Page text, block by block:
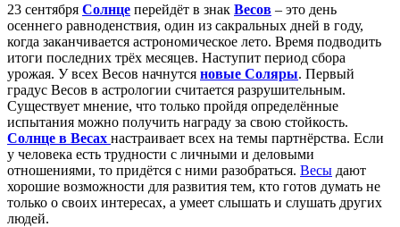
23 сентября Солнце перейдёт в знак Весов – это день
осеннего равноденствия, один из сакральных дней в году,
когда заканчивается астрономическое лето. Время подводить
итоги последних трёх месяцев. Наступит период сбора
урожая. У всех Весов начнутся новые Соляры. Первый
градус Весов в астрологии считается разрушительным.
Существует мнение, что только пройдя определённые
испытания можно получить награду за свою стойкость.
Солнце в Весах настраивает всех на темы партнёрства. Если
у человека есть трудности с личными и деловыми
отношениями, то придётся с ними разобраться. Весы дают
хорошие возможности для развития тем, кто готов думать не
только о своих интересах, а умеет слышать и слушать других
людей.